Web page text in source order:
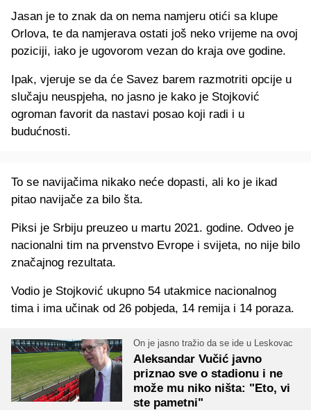
Jasan je to znak da on nema namjeru otići sa klupe
Orlova, te da namjerava ostati još neko vrijeme na ovoj
poziciji, iako je ugovorom vezan do kraja ove godine.
Ipak, vjeruje se da će Savez barem razmotriti opcije u
slučaju neuspjeha, no jasno je kako je Stojković
ogroman favorit da nastavi posao koji radi i u
budućnosti.
To se navijačima nikako neće dopasti, ali ko je ikad
pitao navijače za bilo šta.
Piksi je Srbiju preuzeo u martu 2021. godine. Odveo je
nacionalni tim na prvenstvo Evrope i svijeta, no nije bilo
značajnog rezultata.
Vodio je Stojković ukupno 54 utakmice nacionalnog
tima i ima učinak od 26 pobjeda, 14 remija i 14 poraza.
On je jasno tražio da se ide u Leskovac
Aleksandar Vučić javno
priznao sve o stadionu i ne
može mu niko ništa: "Eto, vi
ste pametni"